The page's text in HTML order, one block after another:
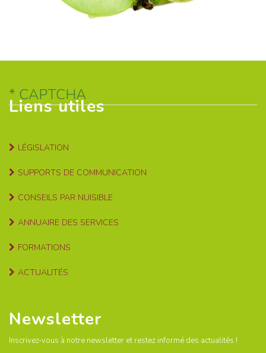
Liens utiles
LÉGISLATION
SUPPORTS DE COMMUNICATION
CONSEILS PAR NUISIBLE
ANNUAIRE DES SERVICES
FORMATIONS
ACTUALITÉS
Newsletter
Inscrivez-vous à notre newsletter et restez informé des actualités !
CAPTCHA